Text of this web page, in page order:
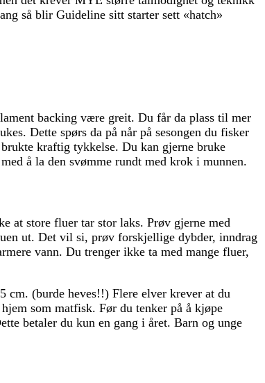
så blir Guideline sitt starter sett «hatch»
backing være greit. Du får da plass til mer
Dette spørs da på når på sesongen du fisker
kraftig tykkelse. Du kan gjerne bruke
å la den svømme rundt med krok i munnen.
at store fluer tar stor laks. Prøv gjerne med
ut. Det vil si, prøv forskjellige dybder, inndrag
vann. Du trenger ikke ta med mange fluer,
cm. (burde heves!!) Flere elver krever at du
som matfisk. Før du tenker på å kjøpe
betaler du kun en gang i året. Barn og unge